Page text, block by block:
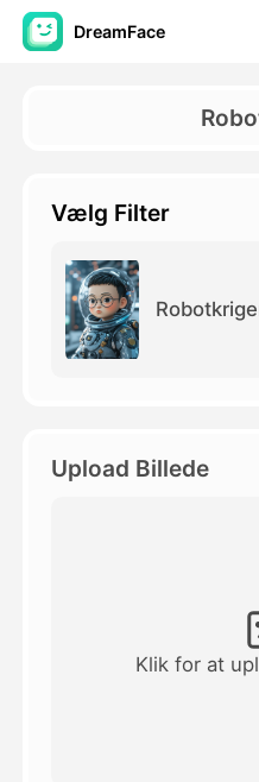
DreamFace
AI video
Foto:
Andre værktøjer
Vælg Filter
Upload Billede
Klik for at